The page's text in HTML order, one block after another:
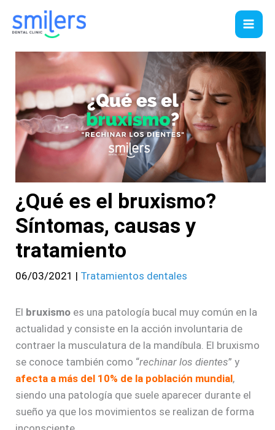
contenido
¿Qué es el bruxismo?
Síntomas, causas y
tratamiento
06/03/2021 | Tratamientos dentales
El bruxismo es una patología bucal muy común en la
actualidad y consiste en la acción involuntaria de
contraer la musculatura de la mandíbula. El bruxismo
se conoce también como “rechinar los dientes” y
afecta a más del 10% de la población mundial,
siendo una patología que suele aparecer durante el
sueño ya que los movimientos se realizan de forma